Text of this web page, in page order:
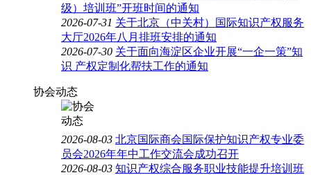
级）培训班”开班时间的通知
2026-07-31 关于北京（中关村）国际知识产权服务
大厅2026年八月排班安排的通知
2026-07-30 关于面向海淀区企业开展“一企一策”知
识 产权定制化帮扶工作的通知
协会动态
2026-08-03 北京国际商会国际保护知识产权专业委
员会2026年年中工作交流会成功召开
2026-08-03 知识产权综合服务职业技能提升培训班